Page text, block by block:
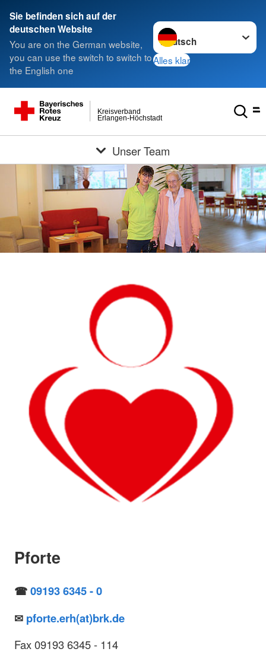
Sie befinden sich auf der
deutschen Website
You are on the German website,
you can use the switch to switch to
the English one
Sprache wechseln zu
Alles klar
Erlangen-Höchstadt
Kreisverband
Unser Team
Pforte
☎09193 6345 - 0
✉ pforte.erh(at)brk.de
Fax 09193 6345 - 114